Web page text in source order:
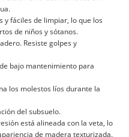
y fáciles de limpiar, lo que los
de niños y sótanos.
Resiste golpes y
bajo mantenimiento para
los molestos líos durante la
del subsuelo.
está alineada con la veta, lo
de madera texturizada.